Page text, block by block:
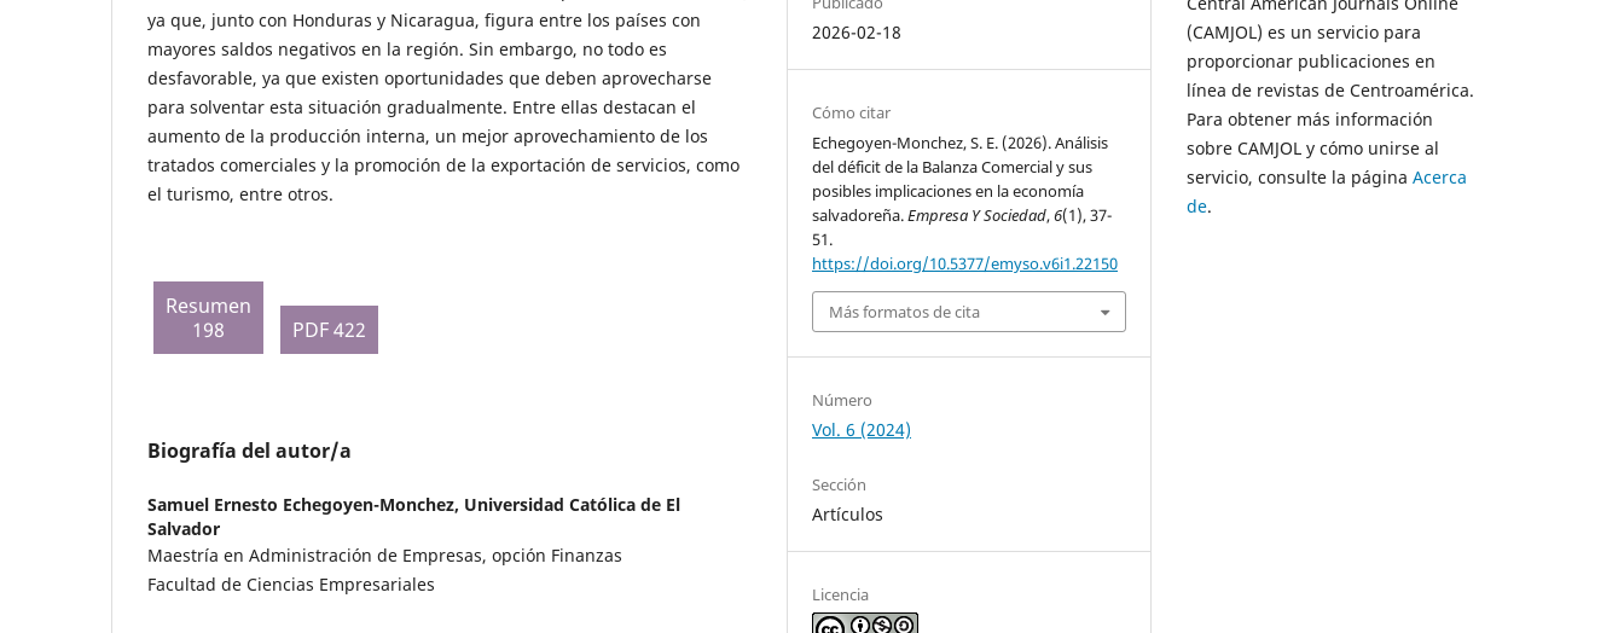
ya que, junto con Honduras y Nicaragua, figura entre los países con
mayores saldos negativos en la región. Sin embargo, no todo es
desfavorable, ya que existen oportunidades que deben aprovecharse
para solventar esta situación gradualmente. Entre ellas destacan el
aumento de la producción interna, un mejor aprovechamiento de los
tratados comerciales y la promoción de la exportación de servicios, como
el turismo, entre otros.
Resumen
198
PDF 422
Biografía del autor/a
Samuel Ernesto Echegoyen-Monchez, Universidad Católica de El
Salvador
Maestría en Administración de Empresas, opción Finanzas
Facultad de Ciencias Empresariales
2026-02-18
Cómo citar
Echegoyen-Monchez, S. E. (2026). Análisis
del déficit de la Balanza Comercial y sus
posibles implicaciones en la economía
salvadoreña.Empresa Y Sociedad,6(1), 37-
51.
https://doi.org/10.5377/emyso.v6i1.22150
Más formatos de cita
Número
Vol. 6 (2024)
Sección
Artículos
Licencia
(CAMJOL) es un servicio para
proporcionar publicaciones en
línea de revistas de Centroamérica.
Para obtener más información
sobre CAMJOL y cómo unirse al
servicio, consulte la página Acerca
de.